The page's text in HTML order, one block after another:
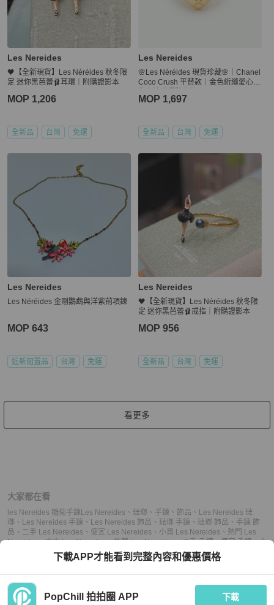
Les Nereides
🖤【全新現貨】Les Néréides 秋冬限
定 迷你黑芭蕾🩰耳環｜附購證影本
MOP 1,206
全新品 台灣 免運
Les Nereides
🌸Les Néréides 現貨珍藏🌸｜Chanel
Coco Crush 平替款｜金色絎縫愛心戒
MOP 1,697
全新品 台灣 免運
Les Nereides
Les Néréides 金剛鸚鵡與洋紫荊項鍊
MOP 643
近新閒置品 台灣 免運
Les Nereides
🖤【全新現貨】Les Néréides 秋冬限
定 迷你黑芭蕾🩰戒指｜附購證影本
MOP 956
全新品 台灣 免運
看更多
大家都在看
les Nereides 雛菊手鍊Les Nereides 、 琺瑯 、 手鍊 、 飾品 、 Les Nereides 琺
瑯 、 Les Nereides 手鍊 、 Les Nereides 飾品 、 琺瑯 手鍊 、 琺瑯 飾品 、 手鍊 飾
品 、 二手 Les Nereides 、 便宜 Les Nereides 、 小資 Les Nereides 、 熱門 Les
Nereides、中古 Les Nereides、推薦 Les Nereides、二手 手鍊、便宜 手鍊、小
熱門 手鍊、中古 手鍊、推薦 手鍊、 二手 飾品、便宜 飾品
、 中古 飾品 、推薦 飾品
下載APP才能看到完整內容和優惠價格
PopChill 拍拍圈 APP 下載